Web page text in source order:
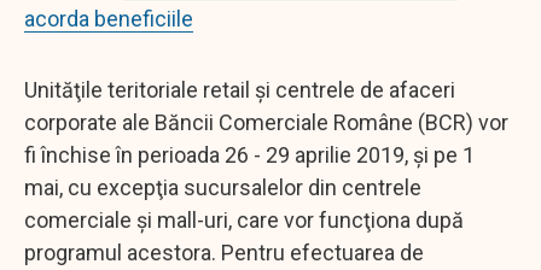
acorda beneficiile
Unităţile teritoriale retail şi centrele de afaceri
corporate ale Băncii Comerciale Române (BCR) vor
fi închise în perioada 26 - 29 aprilie 2019, şi pe 1
mai, cu excepţia sucursalelor din centrele
comerciale şi mall-uri, care vor funcţiona după
programul acestora. Pentru efectuarea de